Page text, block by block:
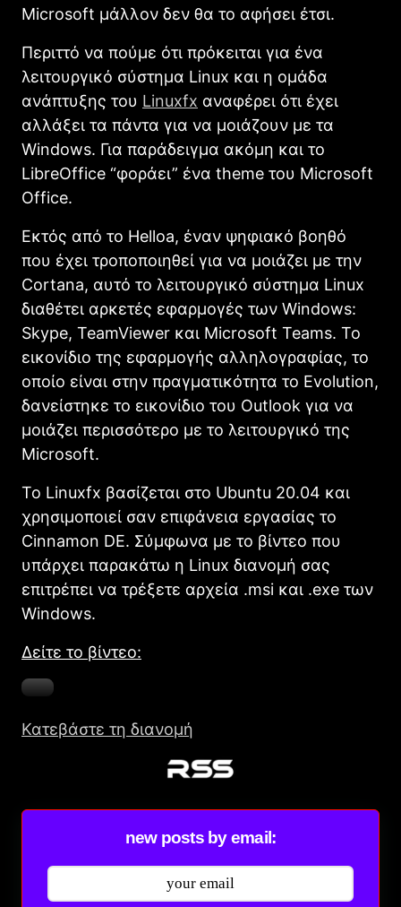
Microsoft μάλλον δεν θα το αφήσει έτσι.
Περιττό να πούμε ότι πρόκειται για ένα
λειτουργικό σύστημα Linux και η ομάδα
ανάπτυξης του Linuxfx αναφέρει ότι έχει
αλλάξει τα πάντα για να μοιάζουν με τα
Windows. Για παράδειγμα ακόμη και το
LibreOffice “φοράει” ένα theme του Microsoft
Office.
Εκτός από το Helloa, έναν ψηφιακό βοηθό
που έχει τροποποιηθεί για να μοιάζει με την
Cortana, αυτό το λειτουργικό σύστημα Linux
διαθέτει αρκετές εφαρμογές των Windows:
Skype, TeamViewer και Microsoft Teams. Το
εικονίδιο της εφαρμογής αλληλογραφίας, το
οποίο είναι στην πραγματικότητα το Evolution,
δανείστηκε το εικονίδιο του Outlook για να
μοιάζει περισσότερο με το λειτουργικό της
Microsoft.
Το Linuxfx βασίζεται στο Ubuntu 20.04 και
χρησιμοποιεί σαν επιφάνεια εργασίας το
Cinnamon DE. Σύμφωνα με το βίντεο που
υπάρχει παρακάτω η Linux διανομή σας
επιτρέπει να τρέξετε αρχεία .msi και .exe των
Windows.
Δείτε το βίντεο:
Κατεβάστε τη διανομή
new posts by email: